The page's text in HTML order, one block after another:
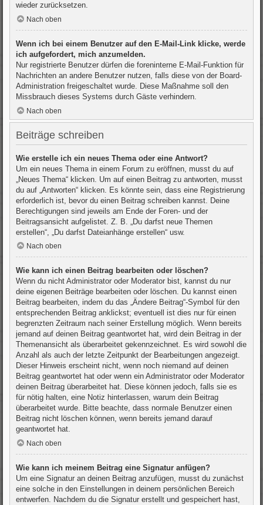
wieder zurücksetzen.
Nach oben
Wenn ich bei einem Benutzer auf den E-Mail-Link klicke, werde
ich aufgefordert, mich anzumelden.
Nur registrierte Benutzer dürfen die foreninterne E-Mail-Funktion für
Nachrichten an andere Benutzer nutzen, falls diese von der Board-
Administration freigeschaltet wurde. Diese Maßnahme soll den
Missbrauch dieses Systems durch Gäste verhindern.
Nach oben
Beiträge schreiben
Wie erstelle ich ein neues Thema oder eine Antwort?
Um ein neues Thema in einem Forum zu eröffnen, musst du auf
„Neues Thema“ klicken. Um auf einen Beitrag zu antworten, musst
du auf „Antworten“ klicken. Es könnte sein, dass eine Registrierung
erforderlich ist, bevor du einen Beitrag schreiben kannst. Deine
Berechtigungen sind jeweils am Ende der Foren- und der
Beitragsansicht aufgelistet. Z. B. „Du darfst neue Themen
erstellen“, „Du darfst Dateianhänge erstellen“ usw.
Nach oben
Wie kann ich einen Beitrag bearbeiten oder löschen?
Wenn du nicht Administrator oder Moderator bist, kannst du nur
deine eigenen Beiträge bearbeiten oder löschen. Du kannst einen
Beitrag bearbeiten, indem du das „Ändere Beitrag“-Symbol für den
entsprechenden Beitrag anklickst; eventuell ist dies nur für einen
begrenzten Zeitraum nach seiner Erstellung möglich. Wenn bereits
jemand auf deinen Beitrag geantwortet hat, wird dein Beitrag in der
Themenansicht als überarbeitet gekennzeichnet. Es wird sowohl die
Anzahl als auch der letzte Zeitpunkt der Bearbeitungen angezeigt.
Dieser Hinweis erscheint nicht, wenn noch niemand auf deinen
Beitrag geantwortet hat oder wenn ein Administrator oder Moderator
deinen Beitrag überarbeitet hat. Diese können jedoch, falls sie es
für nötig halten, eine Notiz hinterlassen, warum dein Beitrag
überarbeitet wurde. Bitte beachte, dass normale Benutzer einen
Beitrag nicht löschen können, wenn bereits jemand darauf
geantwortet hat.
Nach oben
Wie kann ich meinem Beitrag eine Signatur anfügen?
Um eine Signatur an deinen Beitrag anzufügen, musst du zunächst
eine solche in den Einstellungen in deinem persönlichen Bereich
entwerfen. Nachdem du die Signatur erstellt und gespeichert hast,